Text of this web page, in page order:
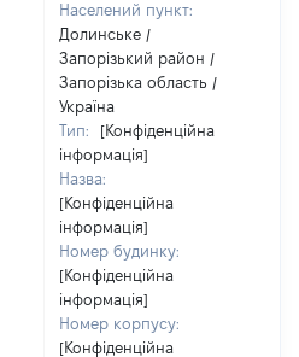
Населений пункт:
Долинське /
Запорізький район /
Запорізька область /
Україна
Тип:
[Конфіденційна
інформація]
Назва:
[Конфіденційна
інформація]
Номер будинку:
[Конфіденційна
інформація]
Номер корпусу:
[Конфіденційна